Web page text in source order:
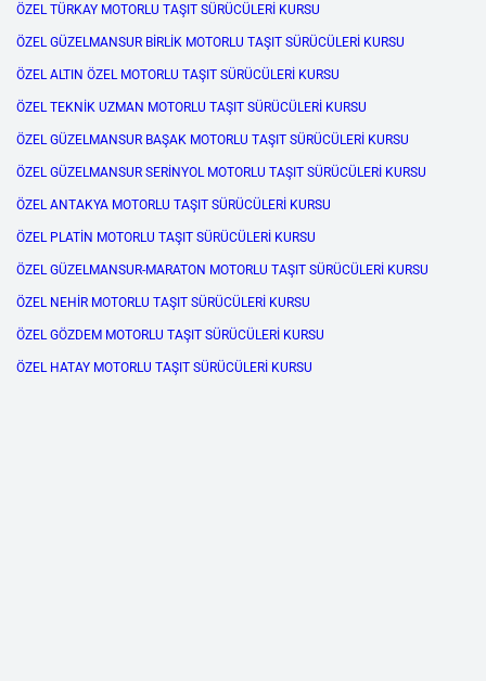
ÖZEL TÜRKAY MOTORLU TAŞIT SÜRÜCÜLERİ KURSU
ÖZEL GÜZELMANSUR BİRLİK MOTORLU TAŞIT SÜRÜCÜLERİ KURSU
ÖZEL ALTIN ÖZEL MOTORLU TAŞIT SÜRÜCÜLERİ KURSU
ÖZEL TEKNİK UZMAN MOTORLU TAŞIT SÜRÜCÜLERİ KURSU
ÖZEL GÜZELMANSUR BAŞAK MOTORLU TAŞIT SÜRÜCÜLERİ KURSU
ÖZEL GÜZELMANSUR SERİNYOL MOTORLU TAŞIT SÜRÜCÜLERİ KURSU
ÖZEL ANTAKYA MOTORLU TAŞIT SÜRÜCÜLERİ KURSU
ÖZEL PLATİN MOTORLU TAŞIT SÜRÜCÜLERİ KURSU
ÖZEL GÜZELMANSUR-MARATON MOTORLU TAŞIT SÜRÜCÜLERİ KURSU
ÖZEL NEHİR MOTORLU TAŞIT SÜRÜCÜLERİ KURSU
ÖZEL GÖZDEM MOTORLU TAŞIT SÜRÜCÜLERİ KURSU
ÖZEL HATAY MOTORLU TAŞIT SÜRÜCÜLERİ KURSU